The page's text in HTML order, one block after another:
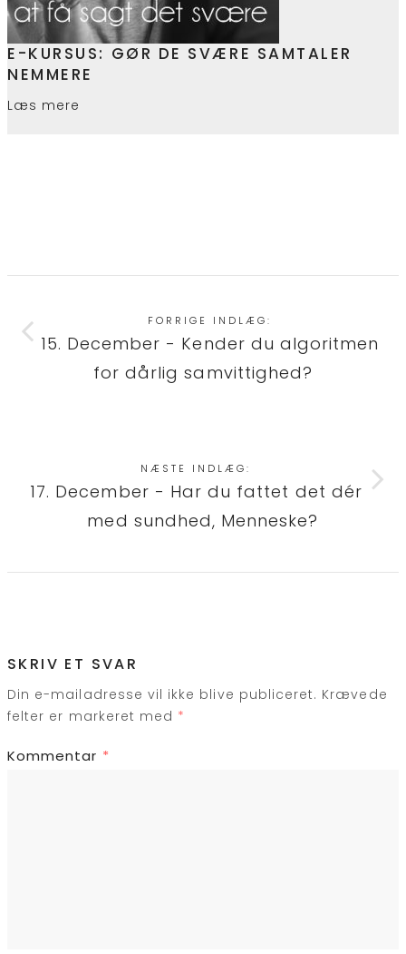
E-KURSUS: GØR DE SVÆRE SAMTALER
NEMMERE
Læs mere
FORRIGE INDLÆG:
15. December - Kender du algoritmen
for dårlig samvittighed?
NÆSTE INDLÆG:
17. December - Har du fattet det dér
med sundhed, Menneske?
SKRIV ET SVAR
Din e-mailadresse vil ikke blive publiceret. Krævede
felter er markeret med *
Kommentar *